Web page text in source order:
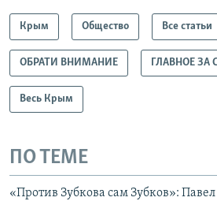
Крым Общество Все статьи
ОБРАТИ ВНИМАНИЕ ГЛАВНОЕ ЗА
Весь Крым
ПО ТЕМЕ
«Против Зубкова сам Зубков»: